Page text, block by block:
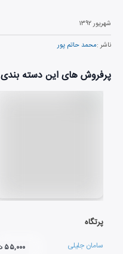
شهریور ۱۳۹۲
ناشر :محمد حاتم پور
پرفروش های این دسته بندی
پرتگاه
سامان جلیلی ۵۵,۰۰۰ ت